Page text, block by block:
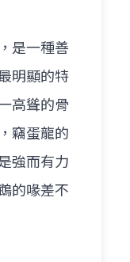
是一種善
明顯的特
高聳的骨
竊蛋龍的
強而有力
的喙差不